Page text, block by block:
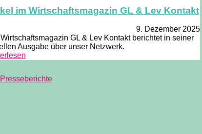
im Wirtschaftsmagazin GL & Lev Kontakt
9. Dezember 2025
GL & Lev Kontakt berichtet in seiner
Ausgabe über unser Netzwerk.